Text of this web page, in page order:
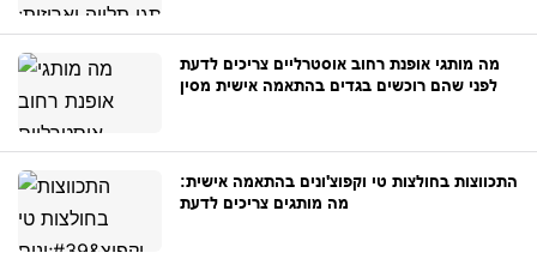
מה מותגי אופנת רחוב אוסטרליים צריכים לדעת
לפני שהם רוכשים בגדים בהתאמה אישית מסין
התכווצות בחולצות טי וקפוצ'ונים בהתאמה אישית:
מה מותגים צריכים לדעת